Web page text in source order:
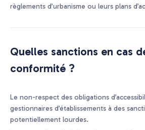
règlements d’urbanisme ou leurs plans
Quelles sanctions en cas
conformité ?
Le non-respect des obligations
gestionnaires d’établissements à des
potentiellement lourdes.